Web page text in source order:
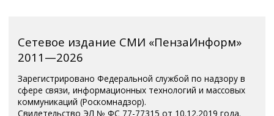
Сетевое издание СМИ «ПензаИнформ»
2011—2026
Зарегистрировано Федеральной службой по надзору в
сфере связи, информационных технологий и массовых
коммуникаций (Роскомнадзор).
Свидетельство ЭЛ № ФС 77-77315 от 10.12.2019 года.